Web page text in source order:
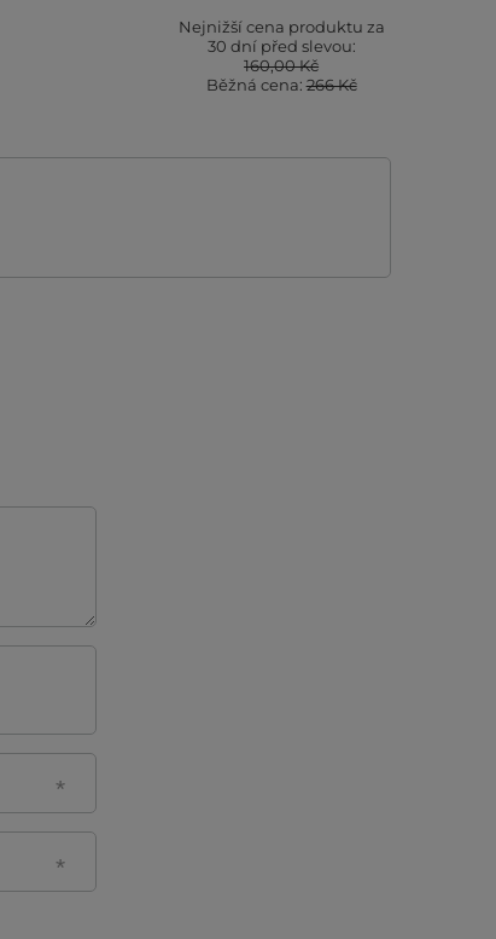
Nejnižší cena produktu za
30 dní před slevou:
160,00 Kč
Běžná cena:266 Kč